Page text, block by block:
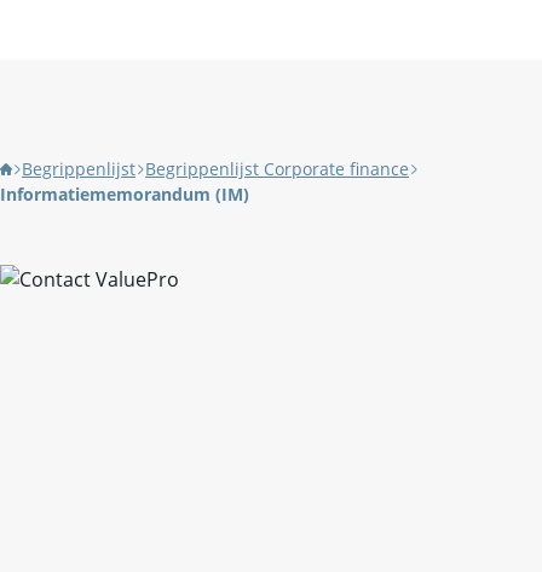
Begrippenlijst Begrippenlijst Corporate finance
Informatiememorandum (IM)